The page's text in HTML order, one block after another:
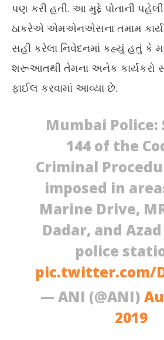
પણ કરી હતી. આ મુદ્દે પોતાની પહેલી
ઠાકરેએ એમએનએસના તમામ
સહી કરેલા નિવેદનમાં કહ્યું હતું કે
શરૂઆતથી તેમના અનેક
ફાઈલ કરવામાં આવ્યા છે.
Mumbai Police:
144 of the
Criminal
imposed in
Marine Drive,
Dadar, and
police
pic.twitter.com/
— ANI (@ANI)
2019